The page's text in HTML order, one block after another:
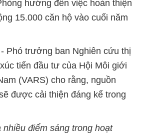
hướng đến việc hoàn thiện
15.000 căn hộ vào cuối năm
Phó trưởng ban Nghiên cứu thị
tiến đầu tư của Hội Môi giới
(VARS) cho rằng, nguồn
được cải thiện đáng kể trong
nhiều điểm sáng trong hoạt